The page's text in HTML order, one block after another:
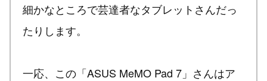
細かなところで芸達者なタブレットさんだっ
たりします。
一応、この「ASUS MeMO Pad 7」さんはア